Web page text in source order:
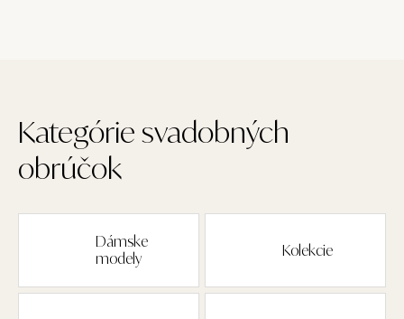
Kategórie svadobných
obrúčok
Dámske
modely
Kolekcie